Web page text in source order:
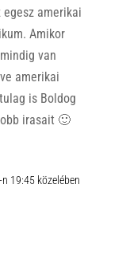
egesz amerikai
Amikor
van
amerikai
is Boldog
irasait 🙂
19:45 közelében